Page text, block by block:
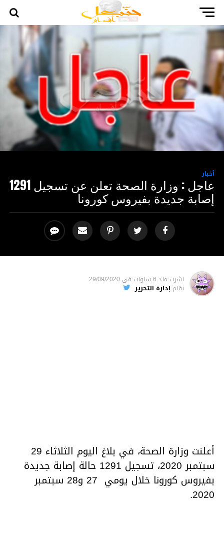
أخبار
عاجل : وزارة الصحة تعلن عن تسجيل 1291
إصابة جديدة بفيروس كورونا
نشرت منذ 6 سنوات فى 29/09/2020
بقلم إدارة التحرير
أعلنت وزارة الصحة، في بلاغ اليوم الثلاثاء 29
سبتمبر 2020، تسجيل 1291 حالة إصابة جديدة
بفيروس كورونا خلال يومي 27 و28 سبتمبر
2020.